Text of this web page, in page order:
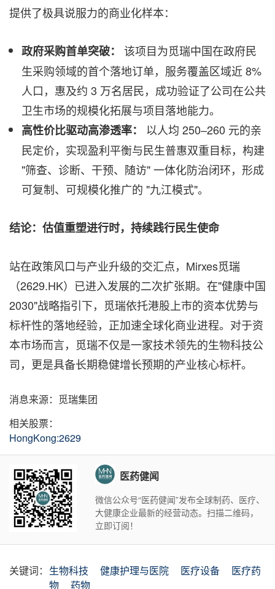
提供了极具说服力的商业化样本：
政府采购首单突破：
该项目为觅瑞中国在政府民
生采购领域的首个落地订单，服务覆盖区域近 8%
人口，惠及约 3 万名居民，成功验证了公司在公共
卫生市场的规模化拓展与项目落地能力。
高性价比驱动高渗透率：
以人均 250–260 元的亲
民定价，实现盈利平衡与民生普惠双重目标，构建
"筛查、诊断、干预、随访" 一体化防治闭环，形成
可复制、可规模化推广的 "九江模式"。
结论：估值重塑进行时，持续践行民生使命
站在政策风口与产业升级的交汇点，Mirxes觅瑞
（2629.HK）已进入发展的二次扩张期。在"健康中国
2030"战略指引下，觅瑞依托港股上市的资本优势与
标杆性的落地经验，正加速全球化商业进程。对于资
本市场而言，觅瑞不仅是一家技术领先的生物科技公
司，更是具备长期稳健增长预期的产业核心标杆。
消息来源：觅瑞集团
相关股票：
HongKong:2629
医药健闻
微信公众号“医药健闻”发布全球制药、医疗、
大健康企业最新的经营动态。扫描二维码，
立即订阅！
关键词： 生物科技 健康护理与医院 医疗设备
医疗药
物
药物